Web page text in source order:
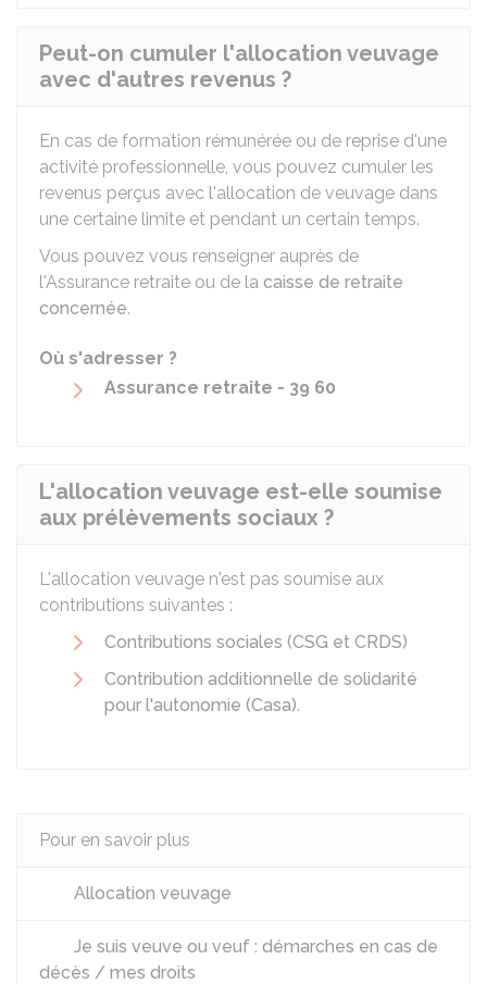
Peut-on cumuler l'allocation veuvage
avec d'autres revenus ?
En cas de formation rémunérée ou de reprise d'une
activité professionnelle, vous pouvez cumuler les
revenus perçus avec l'allocation de veuvage dans
une certaine limite et pendant un certain temps.
Vous pouvez vous renseigner auprès de
l'Assurance retraite ou de la caisse de retraite
concernée.
Où s'adresser ?
Assurance retraite - 39 60
L'allocation veuvage est-elle soumise
aux prélèvements sociaux ?
L'allocation veuvage n'est pas soumise aux
contributions suivantes :
Contributions sociales (CSG et CRDS)
Contribution additionnelle de solidarité
pour l'autonomie (Casa).
Pour en savoir plus
Allocation veuvage
Je suis veuve ou veuf : démarches en cas de
décès / mes droits